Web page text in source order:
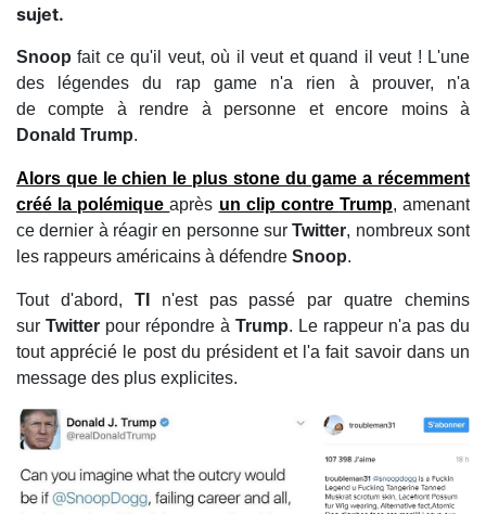
sujet.
Snoopfait ce qu'il veut, où il veut et quand il veut ! L'une
des légendes du rap game n'a rien à prouver, n'a
de compte à rendre à personne et encore moins à
Donald Trump.
Alors que le chien le plus stone du game a récemment
créé la polémiqueaprès un clip contre Trump, amenant
ce dernier à réagir en personne surTwitter, nombreux sont
les rappeurs américains à défendre Snoop.
Tout d'abord, TI n'est pas passé par quatre chemins
sur Twitter pour répondre à Trump. Le rappeur n'a pas du
tout apprécié le post du président et l'a fait savoir dans un
message des plus explicites.